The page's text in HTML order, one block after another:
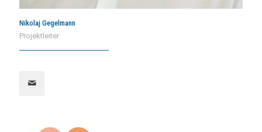
Nikolaj Gegelmann
Projektleiter